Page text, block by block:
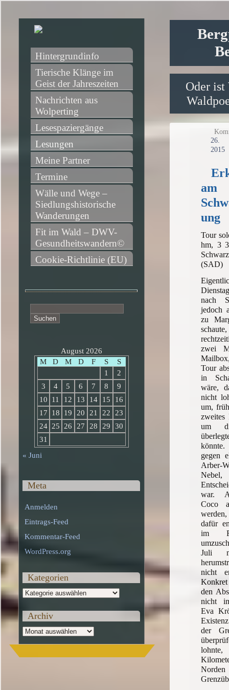
Oder ist
2015
am
ung
Tour
hm, 3
(SAD)
nach
jedoch
zu
zwei
Tour
in
wäre,
nicht
um,
zweites
um
gegen
Arber-
war.
Coco
dafür
im
Juli
nicht
den
nicht
Eva
der
Hintergrundinfo
Tierische Klänge im
Geist der Jahreszeiten
Nachrichten aus
Wolperting
Lesespaziergänge
Lesungen
Meine Partner
Termine
Wälle und Wege –
Siedlungshistorische
Wanderungen
Fit im Wald – DWV-
Gesundheitswandern©
Cookie-Richtlinie (EU)
nach:
August 2026
M
D M D F S
S
1
2
3
4 5 6 7 8
9
10
11 12 13 14 15
16
17
18 19 20 21 22
23
24 25 26 27 28 29
30
31
« Juni
Meta
Anmelden
Eintrags-Feed
Kommentar-Feed
WordPress.org
Kategorien
Kategorien
Archiv
Archiv